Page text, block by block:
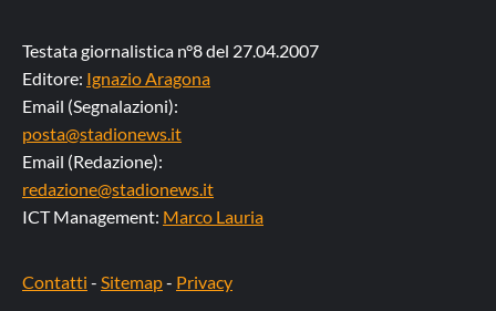
Testata giornalistica n°8 del 27.04.2007
Editore: Ignazio Aragona
Email (Segnalazioni):
posta@stadionews.it
Email (Redazione):
redazione@stadionews.it
ICT Management: Marco Lauria
Contatti - Sitemap- Privacy